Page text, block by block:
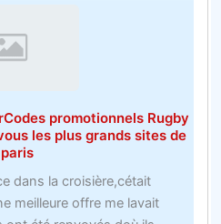
la
promotionnels Rugby
les plus grands sites de
paris
dans la croisière,cétait
meilleure offre me lavait